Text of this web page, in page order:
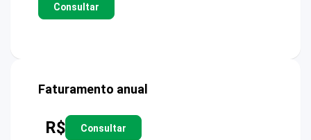
Consultar
Faturamento anual
R$ Consultar